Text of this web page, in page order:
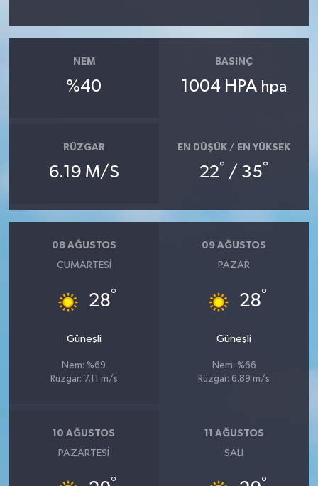
NEM
%40
BASINÇ
1004 HPA hpa
RÜZGAR
6.19 M/S
EN DÜŞÜK / EN YÜKSEK
22° / 35°
08 AĞUSTOS
CUMARTESI
28°
Güneşli
Nem: %69
Rüzgar: 7.11 m/s
09 AĞUSTOS
PAZAR
28°
Güneşli
Nem: %66
Rüzgar: 6.89 m/s
10 AĞUSTOS
PAZARTESI
11 AĞUSTOS
SALI